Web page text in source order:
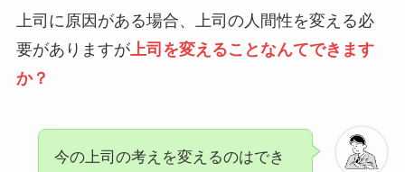
上司に原因がある場合、上司の人間性を変える必
要がありますが上司を変えることなんてできます
か？
今の上司の考えを変えるのはでき